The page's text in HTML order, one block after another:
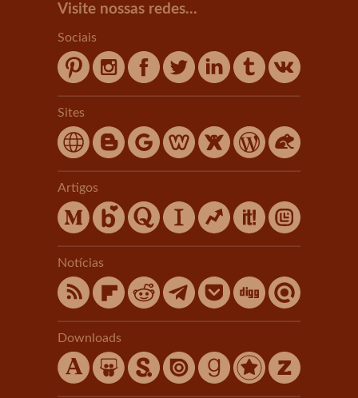
Visite nossas redes...
Sociais
Sites
Artigos
Notícias
Downloads